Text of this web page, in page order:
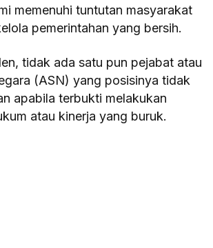
memenuhi tuntutan masyarakat
pemerintahan yang bersih.
tidak ada satu pun pejabat atau
(ASN) yang posisinya tidak
apabila terbukti melakukan
atau kinerja yang buruk.